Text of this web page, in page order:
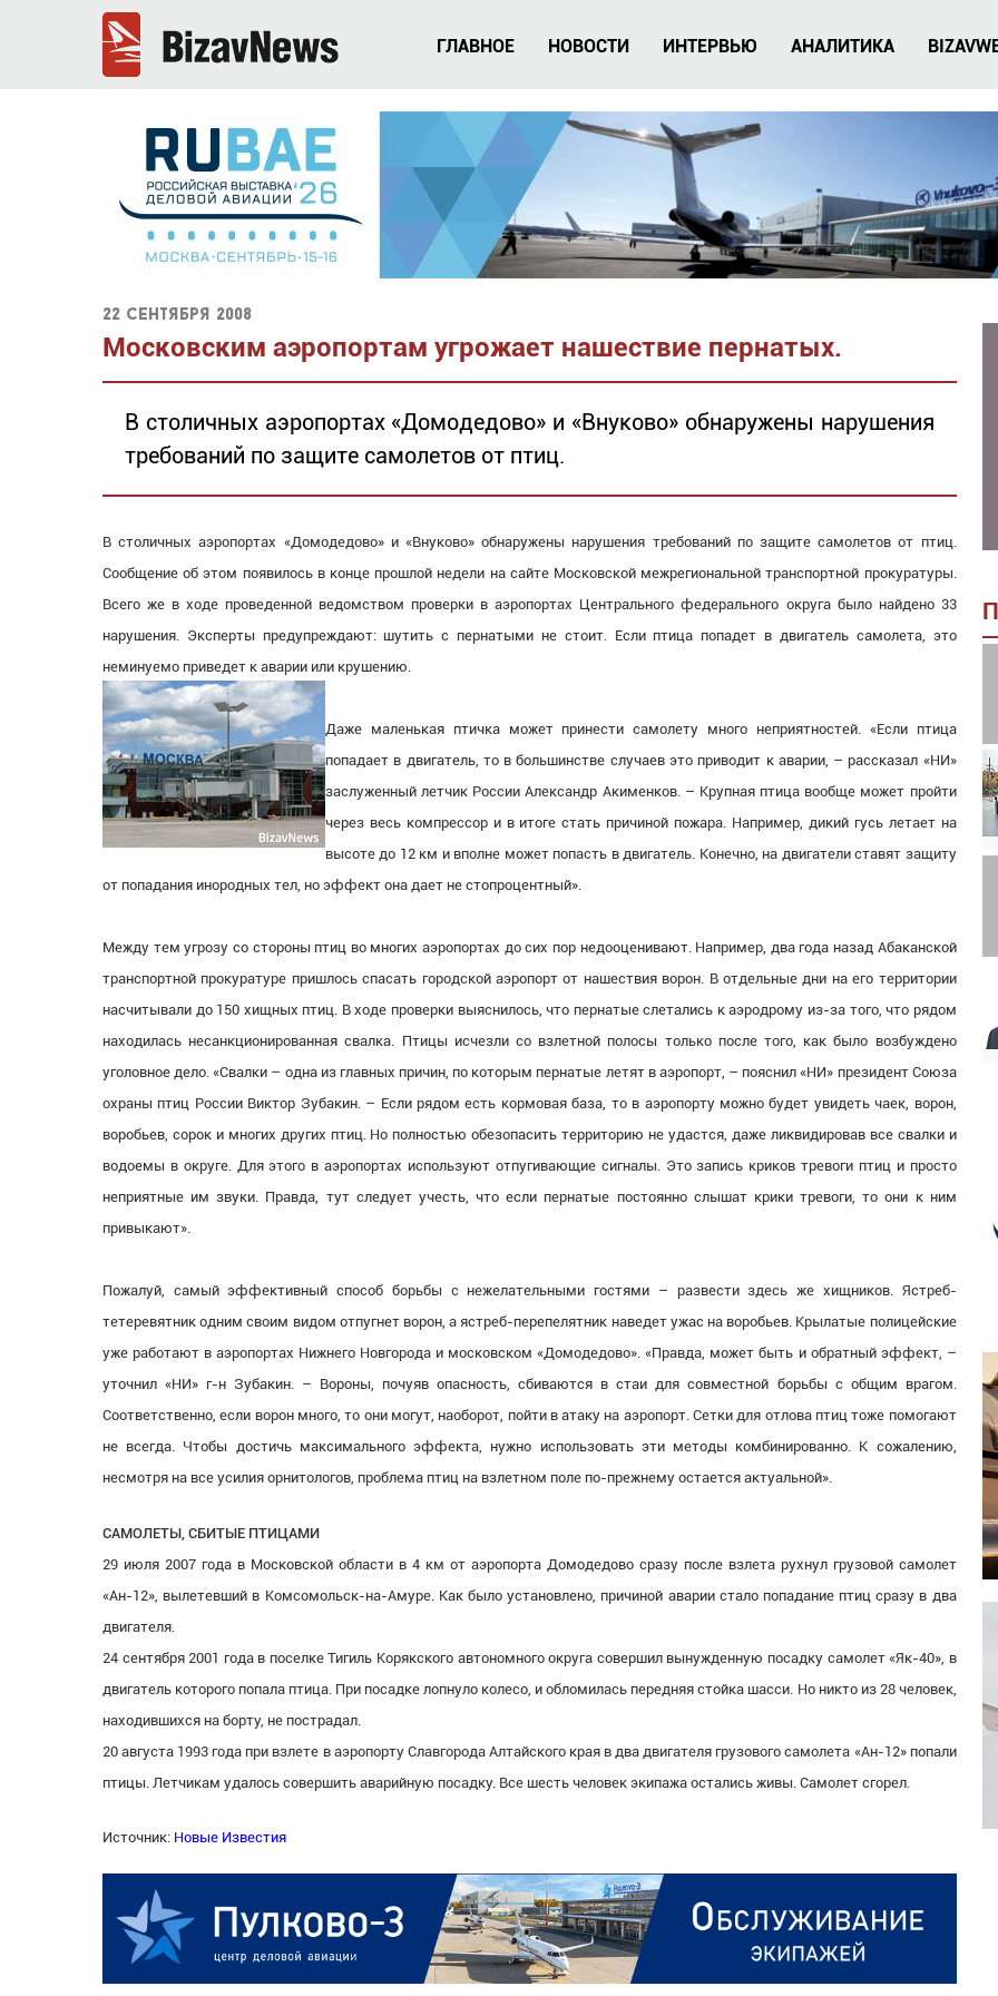
ГЛАВНОЕ НОВОСТИ ИНТЕРВЬЮ АНАЛИТИКА
22 сентября 2008
Московским аэропортам угрожает нашествие пернатых.
В столичных аэропортах «Домодедово» и «Внуково» обнаружены нарушения
требований по защите самолетов от птиц.
В столичных аэропортах «Домодедово» и «Внуково» обнаружены нарушения требований по защите самолетов от птиц.
Сообщение об этом появилось в конце прошлой недели на сайте Московской межрегиональной транспортной прокуратуры.
Всего же в ходе проведенной ведомством проверки в аэропортах Центрального федерального округа было найдено 33
нарушения. Эксперты предупреждают: шутить с пернатыми не стоит. Если птица попадет в двигатель самолета, это
неминуемо приведет к аварии или крушению.
Даже маленькая птичка может принести самолету много неприятностей. «Если птица
попадает в двигатель, то в большинстве случаев это приводит к аварии, – рассказал «НИ»
заслуженный летчик России Александр Акименков. – Крупная птица вообще может пройти
через весь компрессор и в итоге стать причиной пожара. Например, дикий гусь летает на
высоте до 12 км и вполне может попасть в двигатель. Конечно, на двигатели ставят защиту
от попадания инородных тел, но эффект она дает не стопроцентный».
Между тем угрозу со стороны птиц во многих аэропортах до сих пор недооценивают. Например, два года назад Абаканской
транспортной прокуратуре пришлось спасать городской аэропорт от нашествия ворон. В отдельные дни на его территории
насчитывали до 150 хищных птиц. В ходе проверки выяснилось, что пернатые слетались к аэродрому из-за того, что рядом
находилась несанкционированная свалка. Птицы исчезли со взлетной полосы только после того, как было возбуждено
уголовное дело. «Свалки – одна из главных причин, по которым пернатые летят в аэропорт, – пояснил «НИ» президент Союза
охраны птиц России Виктор Зубакин. – Если рядом есть кормовая база, то в аэропорту можно будет увидеть чаек, ворон,
воробьев, сорок и многих других птиц. Но полностью обезопасить территорию не удастся, даже ликвидировав все свалки и
водоемы в округе. Для этого в аэропортах используют отпугивающие сигналы. Это запись криков тревоги птиц и просто
неприятные им звуки. Правда, тут следует учесть, что если пернатые постоянно слышат крики тревоги, то они к ним
привыкают».
Пожалуй, самый эффективный способ борьбы с нежелательными гостями – развести здесь же хищников. Ястреб-
тетеревятник одним своим видом отпугнет ворон, а ястреб-перепелятник наведет ужас на воробьев. Крылатые полицейские
уже работают в аэропортах Нижнего Новгорода и московском «Домодедово». «Правда, может быть и обратный эффект, –
уточнил «НИ» г-н Зубакин. – Вороны, почуяв опасность, сбиваются в стаи для совместной борьбы с общим врагом.
Соответственно, если ворон много, то они могут, наоборот, пойти в атаку на аэропорт. Сетки для отлова птиц тоже помогают
не всегда. Чтобы достичь максимального эффекта, нужно использовать эти методы комбинированно. К сожалению,
несмотря на все усилия орнитологов, проблема птиц на взлетном поле по-прежнему остается актуальной».
САМОЛЕТЫ, СБИТЫЕ ПТИЦАМИ
29 июля 2007 года в Московской области в 4 км от аэропорта Домодедово сразу после взлета рухнул грузовой самолет
«Ан-12», вылетевший в Комсомольск-на-Амуре. Как было установлено, причиной аварии стало попадание птиц сразу в два
двигателя.
24 сентября 2001 года в поселке Тигиль Корякского автономного округа совершил вынужденную посадку самолет «Як-40», в
двигатель которого попала птица. При посадке лопнуло колесо, и обломилась передняя стойка шасси. Но никто из 28 человек,
находившихся на борту, не пострадал.
20 августа 1993 года при взлете в аэропорту Славгорода Алтайского края в два двигателя грузового самолета «Ан-12» попали
птицы. Летчикам удалось совершить аварийную посадку. Все шесть человек экипажа остались живы. Самолет сгорел.
Источник: Новые Известия